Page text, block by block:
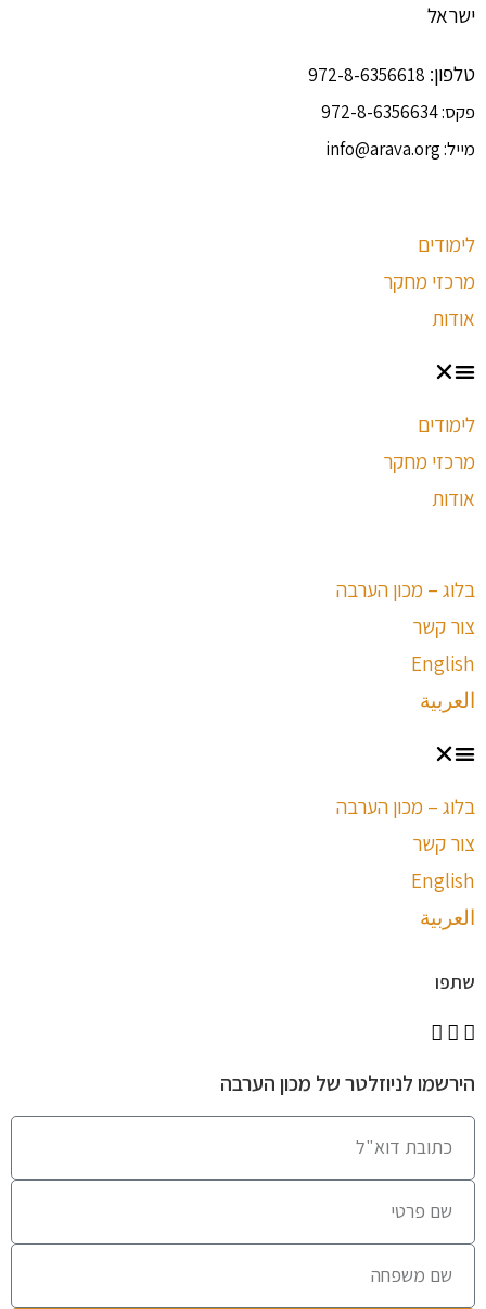
ישראל
טלפון: 972-8-6356618
פקס:972-8-6356634
מייל:info@arava.org
לימודים
מרכזי מחקר
אודות
לימודים
מרכזי מחקר
אודות
בלוג – מכון הערבה
צור קשר
English
العربية
בלוג – מכון הערבה
צור קשר
English
العربية
שתפו
הירשמו לניוזלטר של מכון הערבה